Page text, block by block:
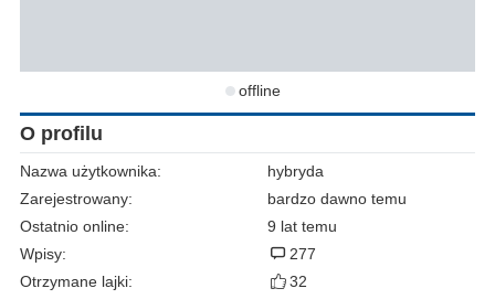
offline
O profilu
Nazwa użytkownika:
hybryda
Zarejestrowany:
bardzo dawno temu
Ostatnio online:
9 lat temu
Wpisy:
277
Otrzymane lajki:
32